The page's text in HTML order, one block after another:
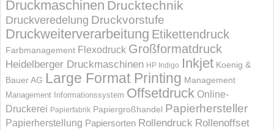
Druckmaschinen Drucktechnik
Druckveredelung Druckvorstufe
Druckweiterverarbeitung Etikettendruck
Farbmanagement Flexodruck Großformatdruck
Heidelberger Druckmaschinen HP Indigo Inkjet Koenig &
Bauer AG Large Format Printing Management
Management Informations­system Offsetdruck Online-
Druckerei Papierfabrik Papiergroßhandel Papierhersteller
Papierherstellung Papiersorten Rollendruck Rollenoffset